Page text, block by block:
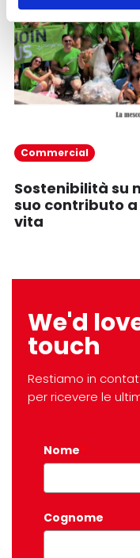
Commercial
Sostenibilità su
suo contributo
vita
We'd
touch
Restiamo in
per ricevere le
Nome*
Cognome